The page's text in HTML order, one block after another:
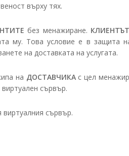
върху тях.
без менажиране. КЛИЕНТЪТ
му. Това условие е в защита
на доставката на услугата.
на ДОСТАВЧИКАс цел
сървър.
виртуалния сървър.